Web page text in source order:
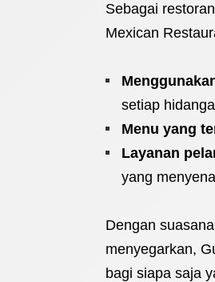
Sebagai
Mexican
setiap
Menu yang
Layanan
yang
Dengan
menyegarkan,
bagi siapa saja